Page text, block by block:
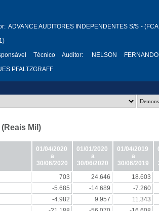
ADVANCE AUDITORES INDEPENDENTES S/S - (FCA
Técnico Auditor:
NELSON FERNANDO
PFALTZGRAFF